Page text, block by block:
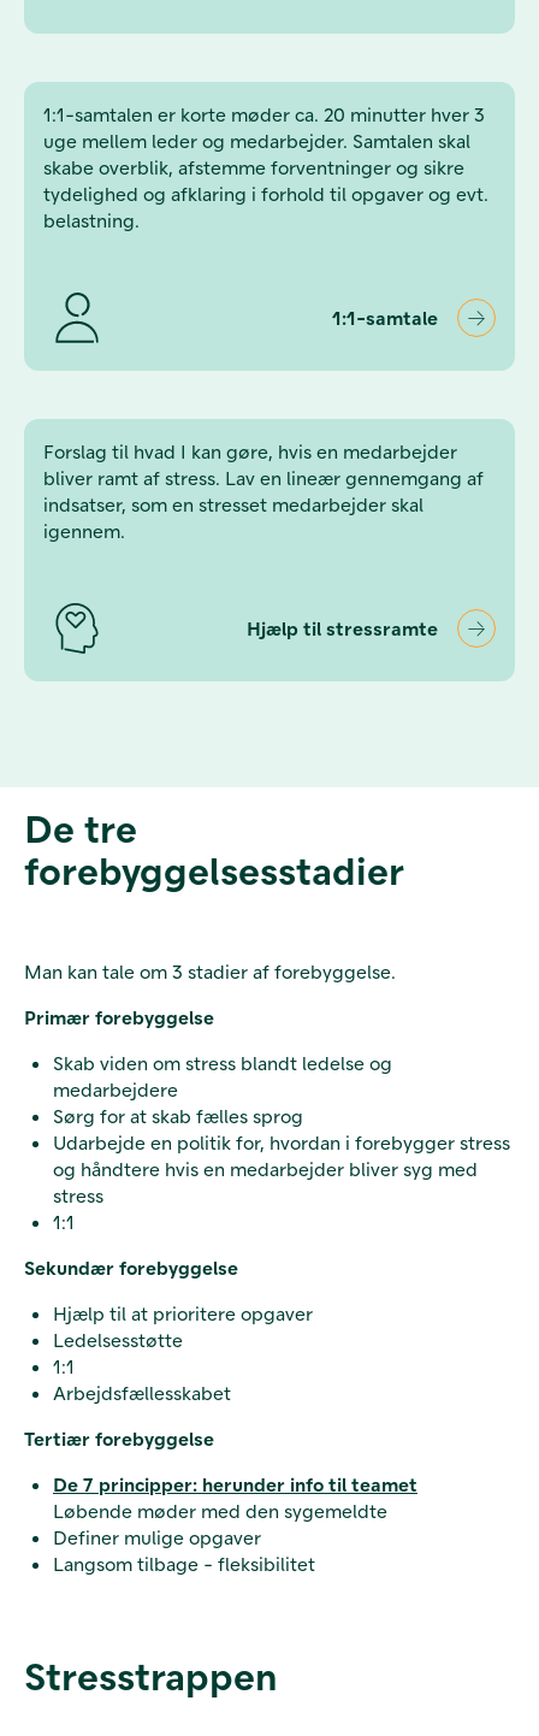
1:1-samtalen er korte møder ca. 20 minutter hver 3
uge mellem leder og medarbejder. Samtalen skal
skabe overblik, afstemme forventninger og sikre
tydelighed og afklaring i forhold til opgaver og evt.
belastning.
1:1-samtale
Forslag til hvad I kan gøre, hvis en medarbejder
bliver ramt af stress. Lav en lineær gennemgang af
indsatser, som en stresset medarbejder skal
igennem.
Hjælp til stressramte
De tre
forebyggelsesstadier
Man kan tale om 3 stadier af forebyggelse.
Primær forebyggelse
Skab viden om stress blandt ledelse og
medarbejdere
Sørg for at skab fælles sprog
Udarbejde en politik for, hvordan i forebygger stress
og håndtere hvis en medarbejder bliver syg med
stress
1:1
Sekundær forebyggelse
Hjælp til at prioritere opgaver
Ledelsesstøtte
1:1
Arbejdsfællesskabet
Tertiær forebyggelse
De 7 principper: herunder info til teamet
Løbende møder med den sygemeldte
Definer mulige opgaver
Langsom tilbage - fleksibilitet
Stresstrappen